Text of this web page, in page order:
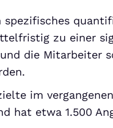
spezifisches
zu einer
die Mitarbeiter
im
hat etwa 1.500